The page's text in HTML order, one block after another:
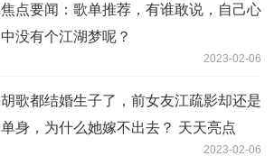
焦点要闻：歌单推荐，有谁敢说，自己心
中没有个江湖梦呢？
2023-02-06
胡歌都结婚生子了，前女友江疏影却还是
单身，为什么她嫁不出去？ 天天亮点
2023-02-06